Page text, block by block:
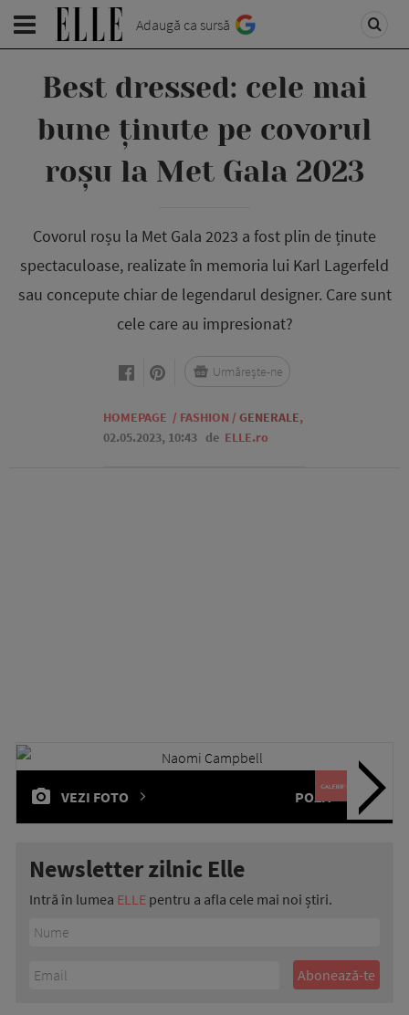
Adaugă ca sursă
Best dressed: cele mai
bune ținute pe covorul
roșu la Met Gala 2023
Covorul roșu la Met Gala 2023 a fost plin de ținute
spectaculoase, realizate în memoria lui Karl Lagerfeld
sau concepute chiar de legendarul designer. Care sunt
cele care au impresionat?
HOMEPAGE / FASHION / GENERALE,
02.05.2023, 10:43 de ELLE.ro
Urmărește-ne
VEZI FOTO POZA 1 / 16
Newsletter zilnic Elle
Intră în lumea ELLE pentru a afla cele mai noi știri.